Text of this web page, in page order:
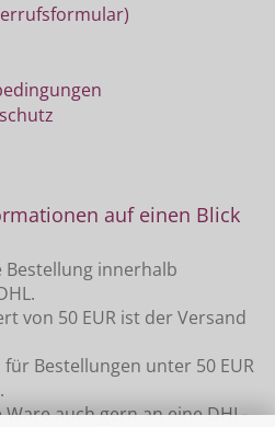
auf einen Blick
innerhalb
von 50 EUR ist der Versand
Bestellungen unter 50 EUR
auch gern an eine DHL-